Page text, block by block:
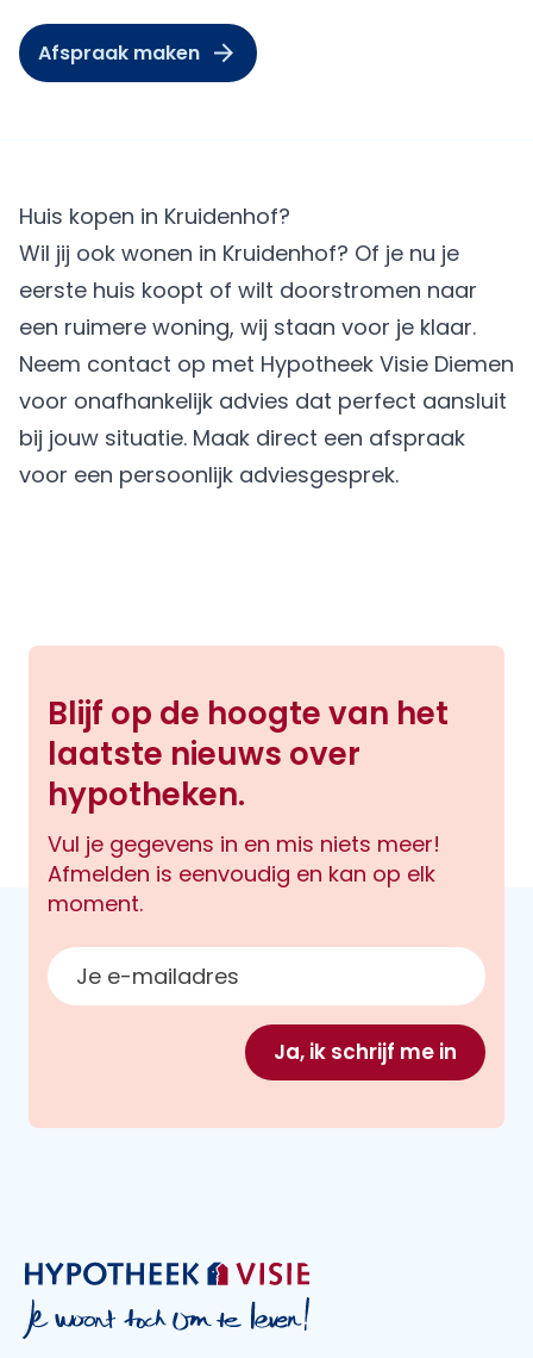
Afspraak maken
Huis kopen in Kruidenhof?
Wil jij ook wonen in Kruidenhof? Of je nu je
eerste huis koopt of wilt doorstromen naar
een ruimere woning, wij staan voor je klaar.
Neem contact op met Hypotheek Visie Diemen
voor onafhankelijk advies dat perfect aansluit
bij jouw situatie. Maak direct een afspraak
voor een persoonlijk adviesgesprek.
Blijf op de hoogte van het
laatste nieuws over
hypotheken.
Vul je gegevens in en mis niets meer!
Afmelden is eenvoudig en kan op elk
moment.
E-mailadres
Ja, ik schrijf me in